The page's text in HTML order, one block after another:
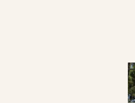
Berechnungen und mehr: